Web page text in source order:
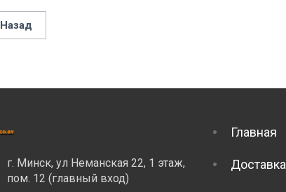
Назад
г. Минск, ул Неманская 22, 1 этаж,
пом. 12 (главный вход)
Главная
Доставка